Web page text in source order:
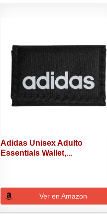
Adidas Unisex Adulto
Essentials Wallet,...
Ver en Amazon